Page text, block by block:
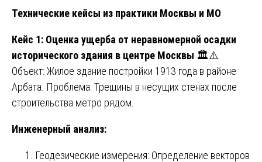
Технические кейсы из практики Москвы и МО
Кейс 1: Оценка ущерба от неравномерной осадки
исторического здания в центре Москвы 🏛️⚠️
Объект: Жилое здание постройки 1913 года в районе
Арбата. Проблема: Трещины в несущих стенах после
строительства метро рядом.
Инженерный анализ:
Геодезические измерения: Определение векторов